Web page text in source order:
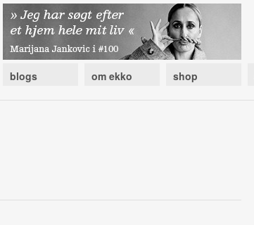
blogs om ekko shop